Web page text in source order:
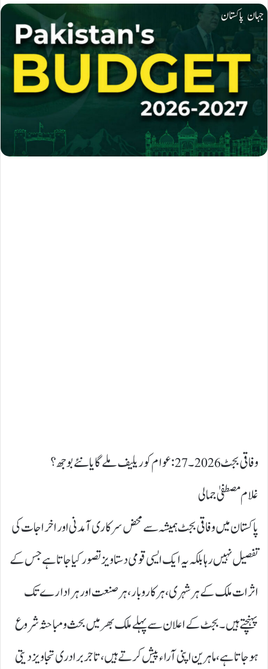
وفاقی بجٹ 2026۔27: عوام کو ریلیف ملے گا یا نئے بوجھ؟
غلام مصطفیٰ جمالی
پاکستان میں وفاقی بجٹ ہمیشہ سے محض سرکاری آمدنی اور اخراجات کی
تفصیل نہیں رہا بلکہ یہ ایک ایسی قومی دستاویز تصور کیا جاتا ہے جس کے
اثرات ملک کے ہر شہری، ہر کاروبار، ہر صنعت اور ہر ادارے تک
پہنچتے ہیں۔ بجٹ کے اعلان سے پہلے ملک بھر میں بحث و مباحثہ شروع
ہو جاتا ہے، ماہرین اپنی آراء پیش کرتے ہیں، تاجر برادری تجاویز دیتی